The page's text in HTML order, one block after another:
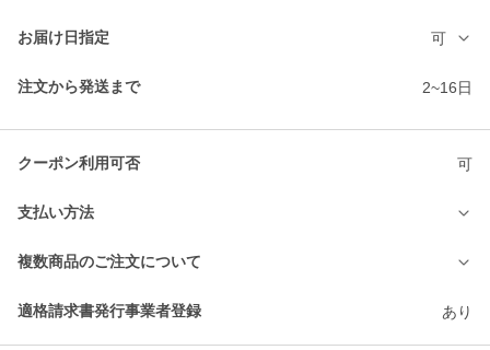
お届け日指定 可
注文から発送まで 2~16日
クーポン利用可否 可
支払い方法
複数商品のご注文について
適格請求書発行事業者登録 あり